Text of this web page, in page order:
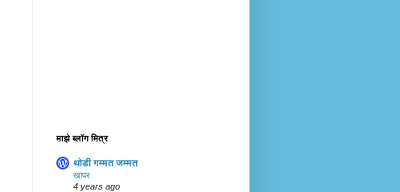
माझे ब्लॉग मित्र
थोडी गम्मत जम्मत
खापर
4 years ago